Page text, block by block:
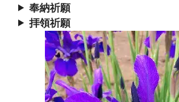
奉納祈願
拝領祈願